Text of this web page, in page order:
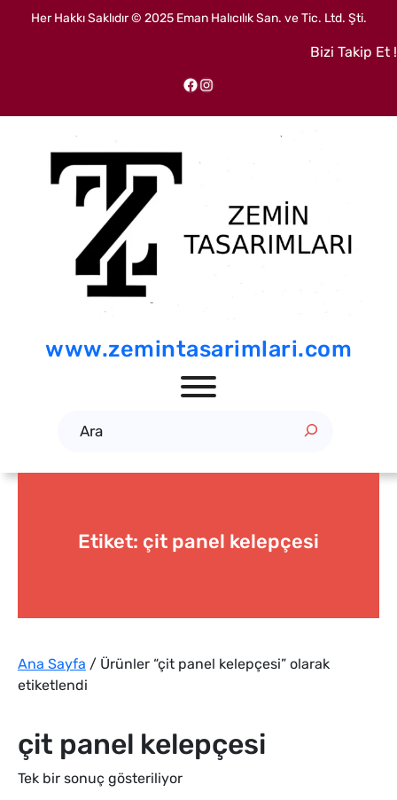
İçeriğe
Her Hakkı Saklıdır © 2025 Eman Halıcılık San. ve Tic. Ltd. Şti.
Bizi Takip Et !
Facebook Instagram
www.zemintasarimlari.com
Etiket: çit panel kelepçesi
Ana Sayfa / Ürünler “çit panel kelepçesi” olarak
etiketlendi
çit panel kelepçesi
Tek bir sonuç gösteriliyor